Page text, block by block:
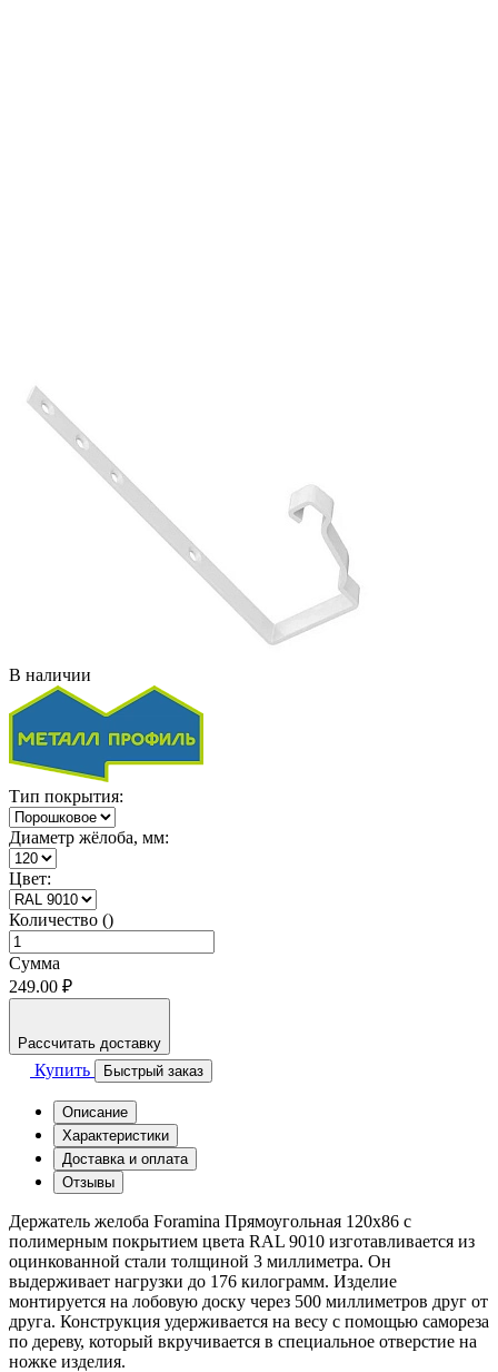
В наличии
Тип покрытия:
Диаметр жёлоба, мм:
Цвет:
Количество ()
Сумма
249.00 ₽
Рассчитать доставку
Купить Быстрый заказ
Описание
Характеристики
Доставка и оплата
Отзывы
Держатель желоба Foramina Прямоугольная 120х86 с
полимерным покрытием цвета RAL 9010 изготавливается из
оцинкованной стали толщиной 3 миллиметра. Он
выдерживает нагрузки до 176 килограмм. Изделие
монтируется на лобовую доску через 500 миллиметров друг от
друга. Конструкция удерживается на весу с помощью самореза
по дереву, который вкручивается в специальное отверстие на
ножке изделия.